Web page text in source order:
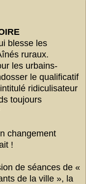
blesse les
ruraux.
les urbains-
le qualificatif
ridiculisateur
toujours
changement
!
de séances de «
de la ville », la